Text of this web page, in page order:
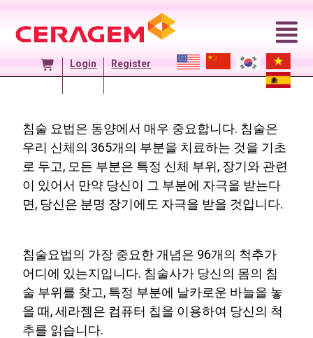
Login Register
침술 요법은 동양에서 매우 중요합니다. 침술은
우리 신체의 365개의 부분을 치료하는 것을 기초
로 두고, 모든 부분은 특정 신체 부위, 장기와 관련
이 있어서 만약 당신이 그 부분에 자극을 받는다
면, 당신은 분명 장기에도 자극을 받을 것입니다.
침술요법의 가장 중요한 개념은 96개의 척추가
어디에 있는지입니다. 침술사가 당신의 몸의 침
술 부위를 찾고, 특정 부분에 날카로운 바늘을 놓
을 때, 세라젬은 컴퓨터 칩을 이용하여 당신의 척
추를 읽습니다.